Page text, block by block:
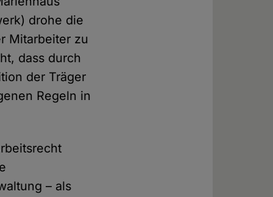
drohe die
Mitarbeiter zu
dass durch
der Träger
Regeln in
– als